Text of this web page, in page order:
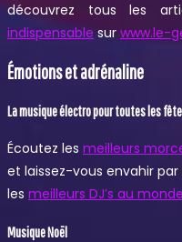
découvrez tous les
indispensable sur www.le-
Émotions et adrénaline
La musique électro pour toutes les
Écoutez les meilleurs
et laissez-vous envahir
les meilleurs DJ’s au monde
Musique Noël